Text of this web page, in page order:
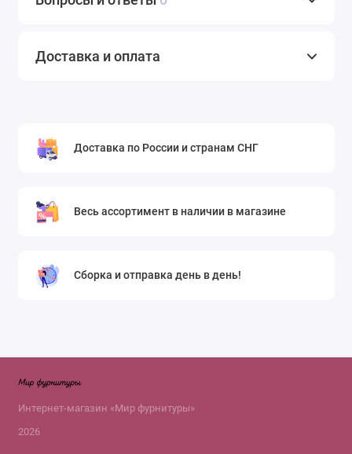
Доставка и оплата
Доставка по России и странам СНГ
Весь ассортимент в наличии в магазине
Сборка и отправка день в день!
Интернет-магазин «Мир фурнитуры»
2026